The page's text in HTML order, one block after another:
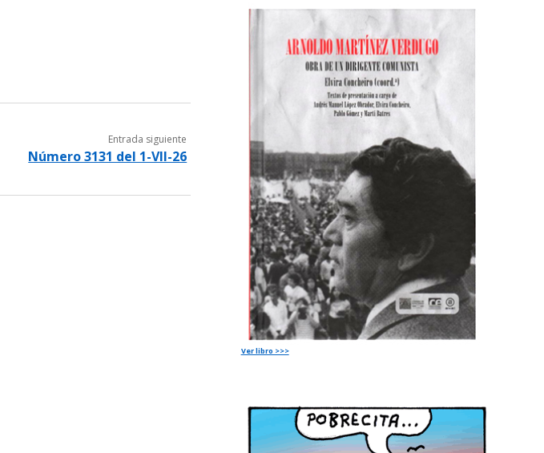
Entrada siguiente
Número 3131 del 1-VII-26
Ver libro >>>